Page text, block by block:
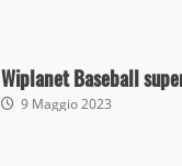
Wiplanet Baseball
9 Maggio 2023